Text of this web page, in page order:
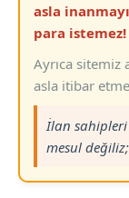
asla
para istemez!
Ayrıca sitemiz
asla itibar
İlan
mesul